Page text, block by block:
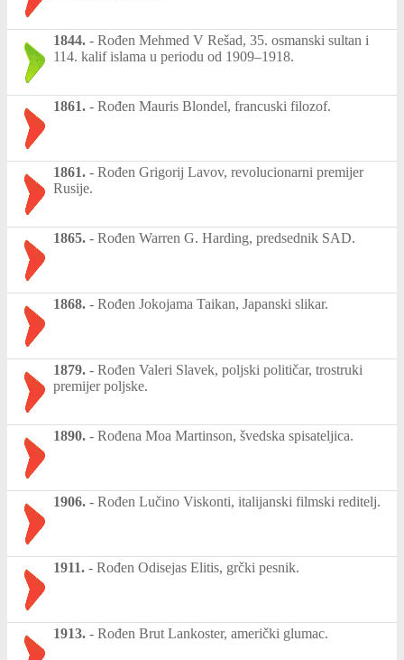
1844. - Rođen Mehmed V Rešad, 35. osmanski sultan i
114. kalif islama u periodu od 1909–1918.
1861. - Rođen Mauris Blondel, francuski filozof.
1861. - Rođen Grigorij Lavov, revolucionarni premijer
Rusije.
1865. - Rođen Warren G. Harding, predsednik SAD.
1868. - Rođen Jokojama Taikan, Japanski slikar.
1879. - Rođen Valeri Slavek, poljski političar, trostruki
premijer poljske.
1890. - Rođena Moa Martinson, švedska spisateljica.
1906. - Rođen Lučino Viskonti, italijanski filmski reditelj.
1911. - Rođen Odisejas Elitis, grčki pesnik.
1913. - Rođen Brut Lankoster, američki glumac.